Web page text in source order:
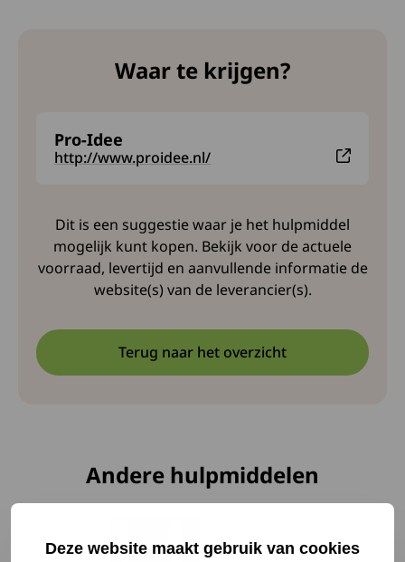
Deze website maakt gebruik van cookies
Waar te krijgen?
Pro-Idee
http://www.proidee.nl/
Deze link leidt naar een externe website en opent
Dit is een suggestie waar je het hulpmiddel
mogelijk kunt kopen. Bekijk voor de actuele
voorraad, levertijd en aanvullende informatie de
website(s) van de leverancier(s).
Terug naar het overzicht
Andere hulpmiddelen